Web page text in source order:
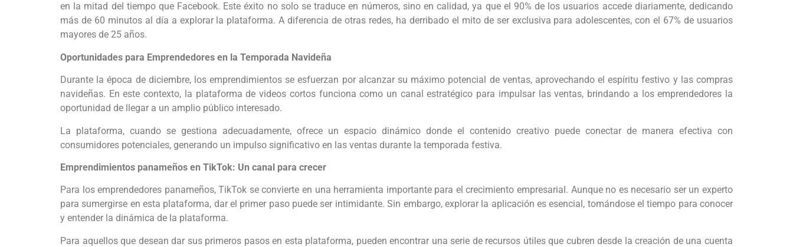
en la mitad del tiempo que Facebook. Este éxito no solo se traduce en números, sino en calidad, ya que el 90% de los usuarios accede diariamente, dedicando
más de 60 minutos al día a explorar la plataforma. A diferencia de otras redes, ha derribado el mito de ser exclusiva para adolescentes, con el 67% de usuarios
mayores de 25 años.
Oportunidades para Emprendedores en la Temporada Navideña
Durante la época de diciembre, los emprendimientos se esfuerzan por alcanzar su máximo potencial de ventas, aprovechando el espíritu festivo y las compras
navideñas. En este contexto, la plataforma de videos cortos funciona como un canal estratégico para impulsar las ventas, brindando a los emprendedores la
oportunidad de llegar a un amplio público interesado.
La plataforma, cuando se gestiona adecuadamente, ofrece un espacio dinámico donde el contenido creativo puede conectar de manera efectiva con
consumidores potenciales, generando un impulso significativo en las ventas durante la temporada festiva.
Emprendimientos panameños en TikTok: Un canal para crecer
Para los emprendedores panameños, TikTok se convierte en una herramienta importante para el crecimiento empresarial. Aunque no es necesario ser un experto
para sumergirse en esta plataforma, dar el primer paso puede ser intimidante. Sin embargo, explorar la aplicación es esencial, tomándose el tiempo para conocer
y entender la dinámica de la plataforma.
Para aquellos que desean dar sus primeros pasos en esta plataforma, pueden encontrar una serie de recursos útiles que cubren desde la creación de una cuenta